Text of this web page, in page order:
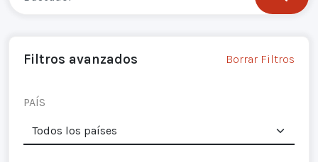
Filtros avanzados Borrar Filtros
PAÍS